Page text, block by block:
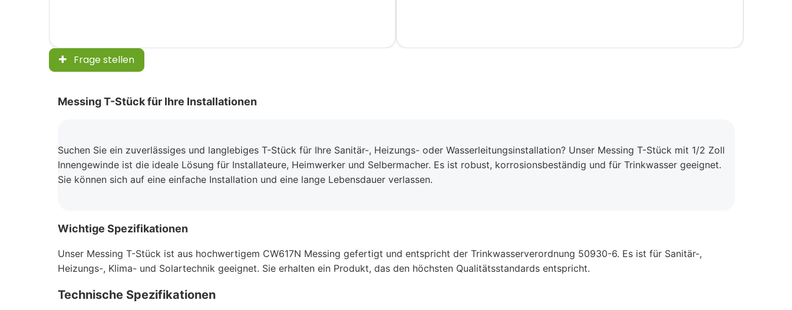
Frage stellen
Messing T-Stück für Ihre Installationen
Suchen Sie ein zuverlässiges und langlebiges T-Stück für Ihre Sanitär-, Heizungs- oder Wasserleitungsinstallation? Unser Messing T-Stück mit 1/2 Zoll
Innengewinde ist die ideale Lösung für Installateure, Heimwerker und Selbermacher. Es ist robust, korrosionsbeständig und für Trinkwasser geeignet.
Sie können sich auf eine einfache Installation und eine lange Lebensdauer verlassen.
Wichtige Spezifikationen
Unser Messing T-Stück ist aus hochwertigem CW617N Messing gefertigt und entspricht der Trinkwasserverordnung 50930-6. Es ist für Sanitär-,
Heizungs-, Klima- und Solartechnik geeignet. Sie erhalten ein Produkt, das den höchsten Qualitätsstandards entspricht.
Technische Spezifikationen